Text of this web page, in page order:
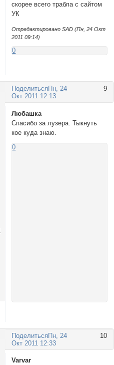
скорее всего трабла с сайтом
УК
Отредактировано SAD (Пн, 24 Окт
2011 09:14)
0
Поделиться 9
Пн, 24
Окт 2011 12:13
Любашка
Спасибо за лузера. Тыкнуть
кое куда знаю.
0
Поделиться 10
Пн, 24
Окт 2011 12:33
Varvar